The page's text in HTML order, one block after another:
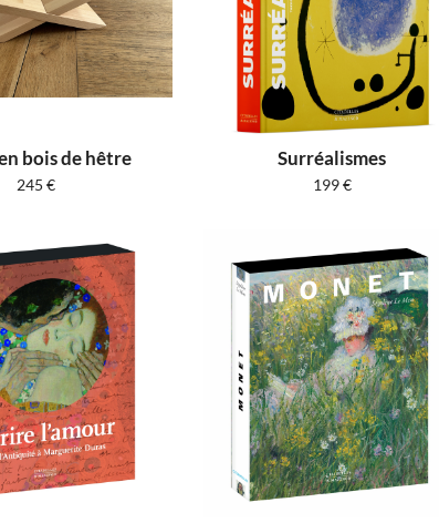
bois de hêtre
245 €
Surréalismes
199€